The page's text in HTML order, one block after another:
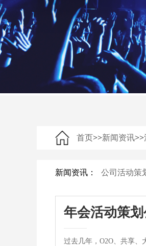
首页>>新闻资讯>>
新闻资讯： 公司活动策
年会活动策
过去几年，O2O、共享、